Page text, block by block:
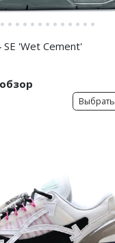
SE 'Wet Cement'
Выбрать